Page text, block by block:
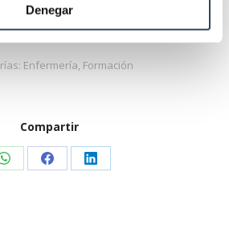
Denegar
Enfermería Formación
Compartir
Share Share Share